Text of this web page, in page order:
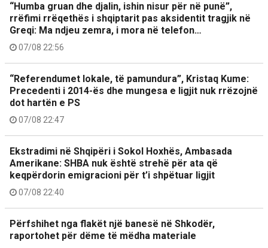
“Humba gruan dhe djalin, ishin nisur për në punë”,
rrëfimi rrëqethës i shqiptarit pas aksidentit tragjik në
Greqi: Ma ndjeu zemra, i mora në telefon…
07/08 22:56
“Referendumet lokale, të pamundura”, Kristaq Kume:
Precedenti i 2014-ës dhe mungesa e ligjit nuk rrëzojnë
dot hartën e PS
07/08 22:47
Ekstradimi në Shqipëri i Sokol Hoxhës, Ambasada
Amerikane: SHBA nuk është strehë për ata që
keqpërdorin emigracioni për t’i shpëtuar ligjit
07/08 22:40
Përfshihet nga flakët një banesë në Shkodër,
raportohet për dëme të mëdha materiale